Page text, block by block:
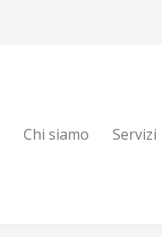
Chi siamo Servizi